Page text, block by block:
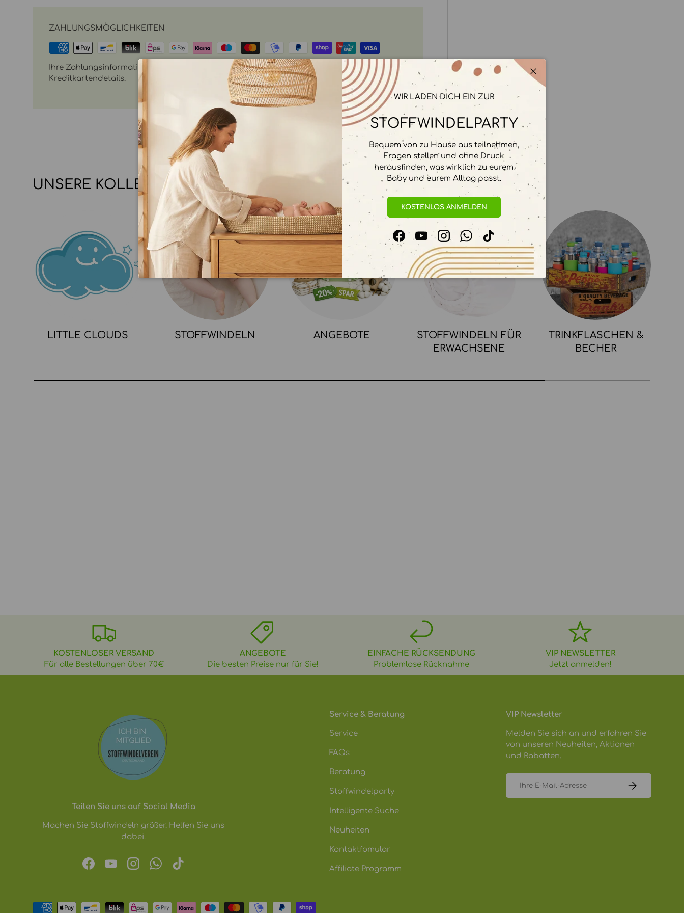
ZAHLUNGSMÖGLICHKEITEN
Ihre Zahlungsinformationen werden sicher verarbeitet. Wir speichern keine
Kreditkartendetails.
UNSERE KOLLEKTIONEN
LITTLE CLOUDS STOFFWINDELN ANGEBOTE
STOFFWINDELN FÜR
ERWACHSENE
TRINKFLASCHEN &
BECHER
Schließen
WIR LADEN DICH EIN ZUR
STOFFWINDELPARTY
Bequem von zu Hause aus teilnehmen,
Fragen stellen und ohne Druck
herausfinden, was wirklich zu eurem
Baby und eurem Alltag passt.
KOSTENLOS ANMELDEN
FacebookYouTubeInstagramWhatsApp
TikTok
KOSTENLOSER VERSAND
Für alle Bestellungen über 70€
ANGEBOTE
Die besten Preise nur für Sie!
EINFACHE RÜCKSENDUNG
Problemlose Rücknahme
VIP NEWSLETTER
Jetzt anmelden!
Teilen Sie uns auf Social Media
Machen Sie Stoffwindeln größer. Helfen Sie uns
dabei.
FacebookYouTubeInstagramWhatsApp
TikTok
Service & Beratung
Service
FAQs
Beratung
Stoffwindelparty
Intelligente Suche
Neuheiten
Kontaktfomular
Affiliate Programm
VIP Newsletter
Melden Sie sich an und erfahren Sie
von unseren Neuheiten, Aktionen
und Rabatten.
ABONNIEREN
Zahlungsmethoden